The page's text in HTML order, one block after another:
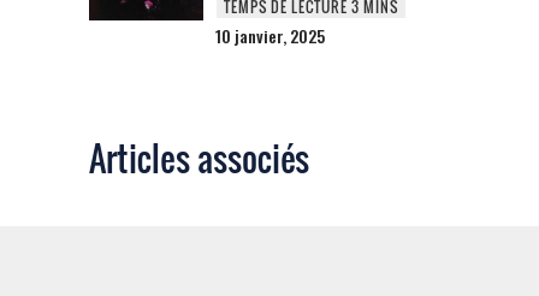
10 janvier, 2025
Articles associés